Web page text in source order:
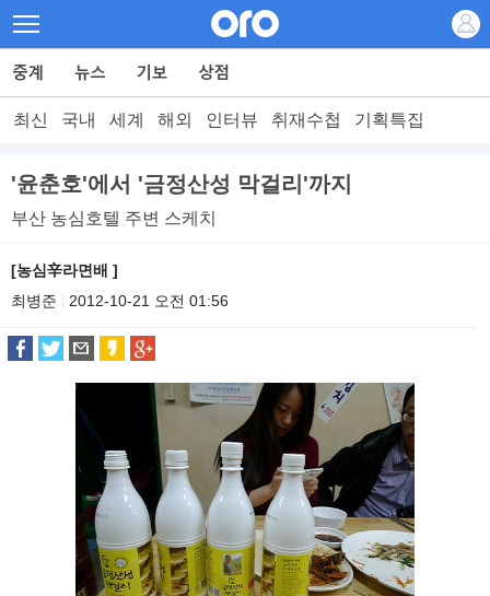
최신 국내 세계 해외 인터뷰 취재수첩 기획특집
'윤춘호'에서 '금정산성 막걸리'까지
부산 농심호텔 주변 스케치
[농심辛라면배 ]
최병준
2012-10-21 오전 01:56